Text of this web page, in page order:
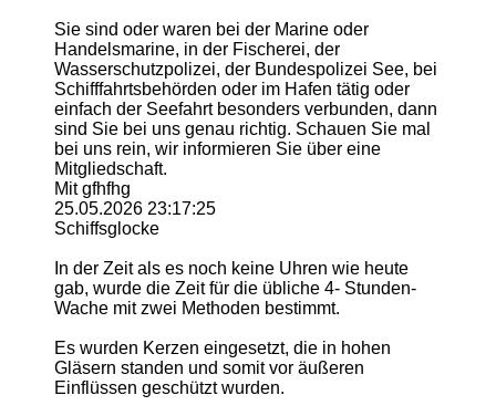
Sie sind oder waren bei der Marine oder
Handelsmarine, in der Fischerei, der
Wasserschutzpolizei, der Bundespolizei See, bei
Schifffahrtsbehörden oder im Hafen tätig oder
einfach der Seefahrt besonders verbunden, dann
sind Sie bei uns genau richtig. Schauen Sie mal
bei uns rein, wir informieren Sie über eine
Mitgliedschaft.
Mit gfhfhg
25.05.2026 23:17:25
Schiffsglocke
In der Zeit als es noch keine Uhren wie heute
gab, wurde die Zeit für die übliche 4- Stunden-
Wache mit zwei Methoden bestimmt.
Es wurden Kerzen eingesetzt, die in hohen
Gläsern standen und somit vor äußeren
Einflüssen geschützt wurden.